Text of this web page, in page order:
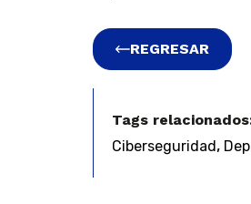
REGRESAR
Tags
Ciberseguridad,